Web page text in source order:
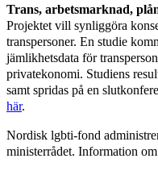
Trans, arbetsmarknad,
Projektet vill synliggöra
transpersoner. En studie
jämlikhetsdata för
privatekonomi. Studiens
samt spridas på en
här.
Nordisk lgbti-fond
ministerrådet. Information